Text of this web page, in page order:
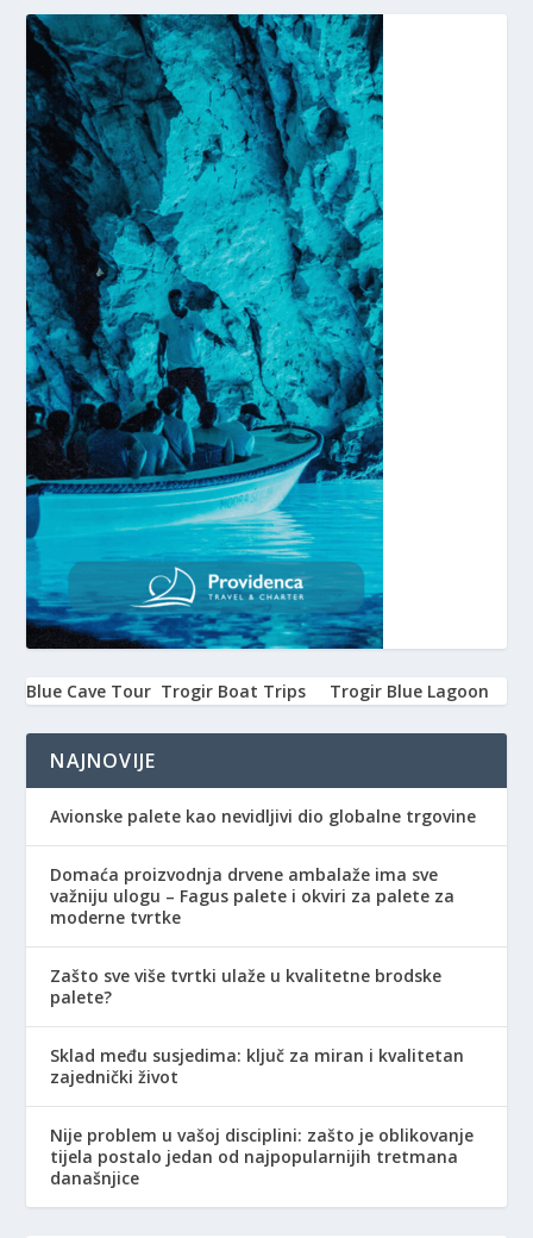
Blue Cave Tour Trogir Boat Trips Trogir Blue Lagoon
NAJNOVIJE
Avionske palete kao nevidljivi dio globalne trgovine
Domaća proizvodnja drvene ambalaže ima sve
važniju ulogu – Fagus palete i okviri za palete za
moderne tvrtke
Zašto sve više tvrtki ulaže u kvalitetne brodske
palete?
Sklad među susjedima: ključ za miran i kvalitetan
zajednički život
Nije problem u vašoj disciplini: zašto je oblikovanje
tijela postalo jedan od najpopularnijih tretmana
današnjice